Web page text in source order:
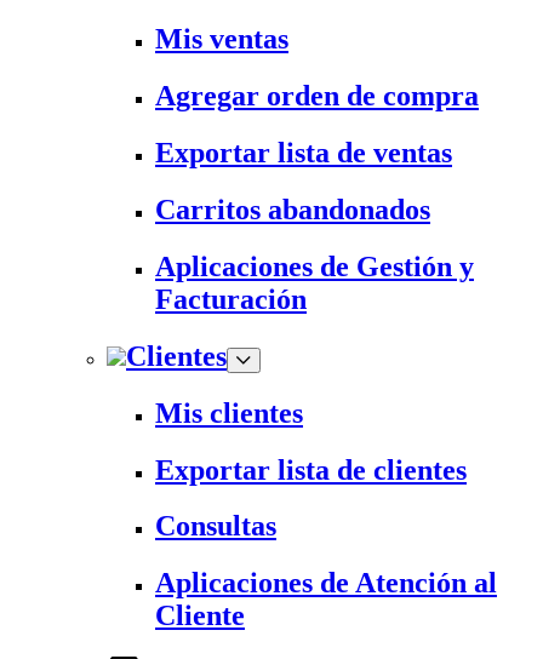
Mis ventas
Agregar orden de compra
Exportar lista de ventas
Carritos abandonados
Aplicaciones de Gestión y
Facturación
Clientes
Mis clientes
Exportar lista de clientes
Consultas
Aplicaciones de Atención al
Cliente